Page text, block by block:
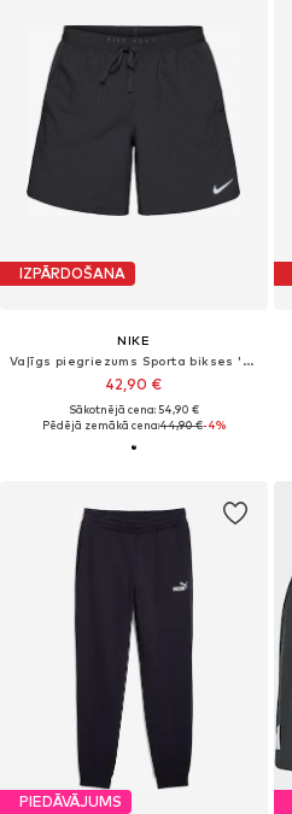
IZPĀRDOŠANA
NIKE
Vaļīgs piegriezums Sporta bikses 'M NK DF STRIDE 7IN BF SHORT'
42,90 €
Sākotnējā cena: 54,90 €
Pēdējā zemākā cena:44,90 €-4%
PIEDĀVĀJUMS